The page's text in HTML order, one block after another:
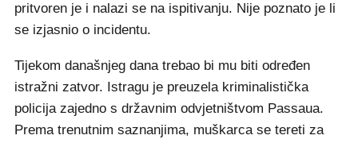
pritvoren je i nalazi se na ispitivanju. Nije poznato je li
se izjasnio o incidentu.
Tijekom današnjeg dana trebao bi mu biti određen
istražni zatvor. Istragu je preuzela kriminalistička
policija zajedno s državnim odvjetništvom Passaua.
Prema trenutnim saznanjima, muškarca se tereti za